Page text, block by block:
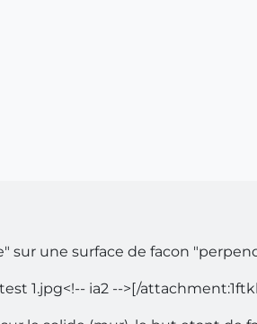
sur une surface de facon
1.jpg<!-- ia2 -->[/